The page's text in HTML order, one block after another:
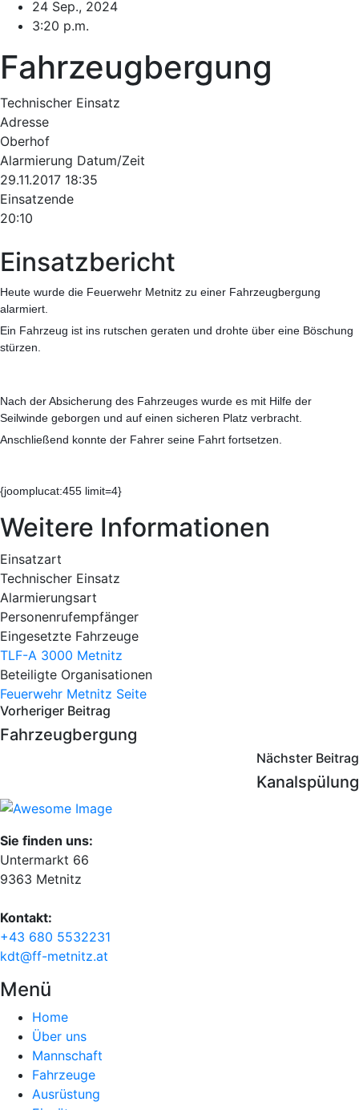
24 Sep., 2024
3:20 p.m.
Fahrzeugbergung
Technischer Einsatz
Adresse
Oberhof
Alarmierung Datum/Zeit
29.11.2017 18:35
Einsatzende
20:10
Einsatzbericht
Heute wurde die Feuerwehr Metnitz zu einer Fahrzeugbergung
alarmiert.
Ein Fahrzeug ist ins rutschen geraten und drohte über eine Böschung
stürzen.
Nach der Absicherung des Fahrzeuges wurde es mit Hilfe der
Seilwinde geborgen und auf einen sicheren Platz verbracht.
Anschließend konnte der Fahrer seine Fahrt fortsetzen.
{joomplucat:455 limit=4}
Weitere Informationen
Einsatzart
Technischer Einsatz
Alarmierungsart
Personenrufempfänger
Eingesetzte Fahrzeuge
TLF-A 3000 Metnitz
Beteiligte Organisationen
Feuerwehr Metnitz Seite
Vorheriger Beitrag
Fahrzeugbergung
Nächster Beitrag
Kanalspülung
Sie finden uns:
Untermarkt 66
9363 Metnitz
Kontakt:
+43 680 5532231
kdt@ff-metnitz.at
Menü
Home
Über uns
Mannschaft
Fahrzeuge
Ausrüstung